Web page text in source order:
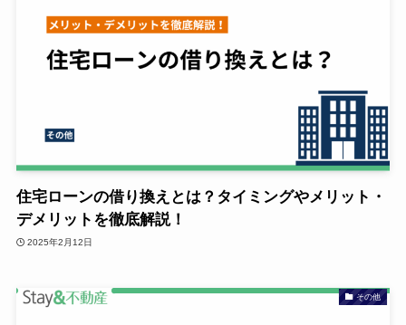
住宅ローンの借り換えとは？タイミングやメリット・
デメリットを徹底解説！
2025年2月12日
その他